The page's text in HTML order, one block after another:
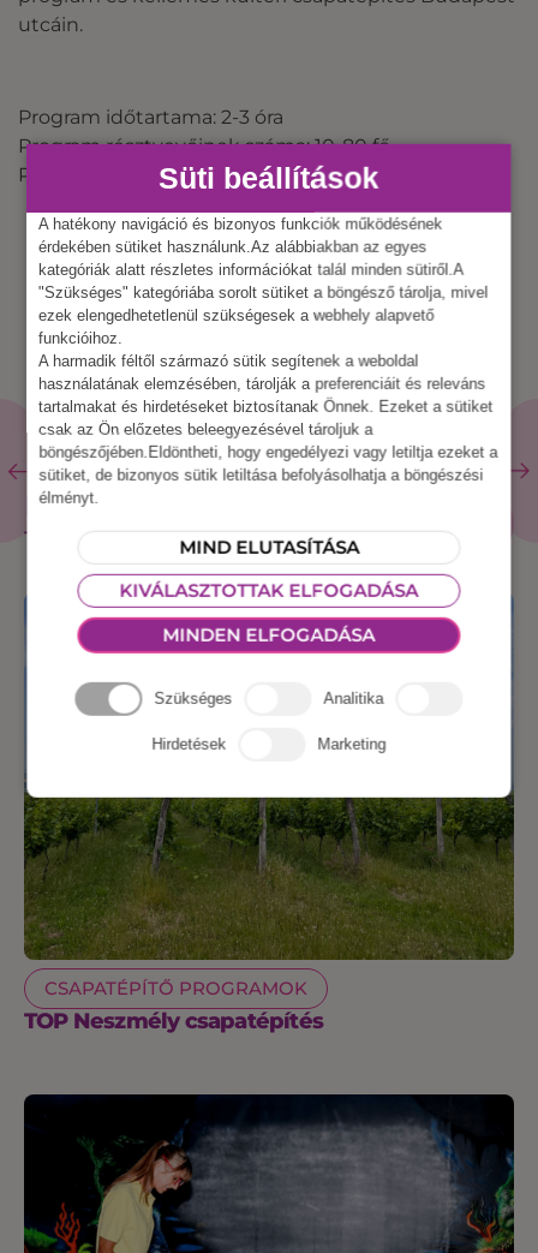
utcáin.
Program időtartama: 2-3 óra
Program résztvevőinek száma: 10-80 fő
Program helyszíne: kültér
KAPCSOLÓDÓ
TERMÉKEK
ESZKÖZ
CSAPATÉPÍTŐ PROGRAMOK
TOP Neszmély csapatépítés
Süti beállítások
A hatékony navigáció és bizonyos funkciók működésének
érdekében sütiket használunk.Az alábbiakban az egyes
kategóriák alatt részletes információkat talál minden sütiről.A
"Szükséges" kategóriába sorolt sütiket a böngésző tárolja, mivel
ezek elengedhetetlenül szükségesek a webhely alapvető
funkcióihoz.
A harmadik féltől származó sütik segítenek a weboldal
használatának elemzésében, tárolják a preferenciáit és releváns
tartalmakat és hirdetéseket biztosítanak Önnek. Ezeket a sütiket
csak az Ön előzetes beleegyezésével tároljuk a
böngészőjében.Eldöntheti, hogy engedélyezi vagy letiltja ezeket a
sütiket, de bizonyos sütik letiltása befolyásolhatja a böngészési
élményt.
MIND ELUTASÍTÁSA
KIVÁLASZTOTTAK ELFOGADÁSA
MINDEN ELFOGADÁSA
Szükséges Analitika
Hirdetések Marketing